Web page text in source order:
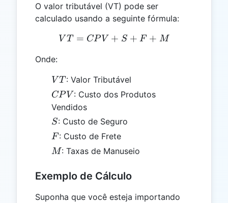
O valor tributável (VT) pode ser
calculado usando a seguinte fórmula:
VT = CPV + S + F + M
V T = CPV + S + F + M
Onde:
VT
V T: Valor Tributável
CPV
CPV : Custo dos Produtos
Vendidos
S
S: Custo de Seguro
F
F : Custo de Frete
M
M: Taxas de Manuseio
Exemplo de Cálculo
Suponha que você esteja importando